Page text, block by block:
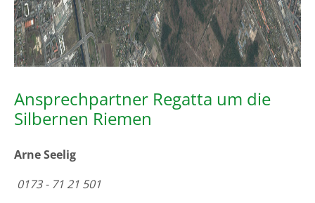
Ansprechpartner Regatta um die
Silbernen Riemen
Arne Seelig
0173 - 71 21 501